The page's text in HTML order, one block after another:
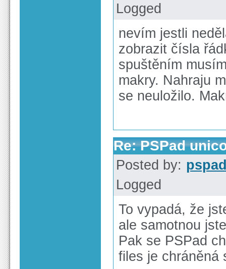
Logged
nevím jestli
zobrazit čísla
spuštěním
makry. Nahraju
se neuložilo.
Re: PSPad
Posted by:
Logged
To vypadá, že
ale samotnou
Pak se PSPad
files je chráněná